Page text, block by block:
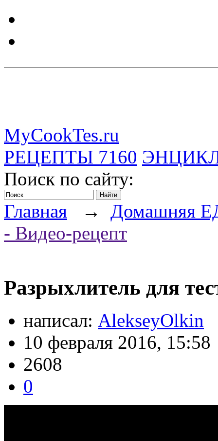
MyCookTes.ru
РЕЦЕПТЫ 7160
Поиск по сайту:
Главная → Домашняя
- Видео-рецепт
Разрыхлитель для
написал: AlekseyOlkin
10 февраля 2016, 15:58
2608
0